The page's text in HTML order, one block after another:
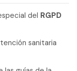
del RGPD
sanitaria